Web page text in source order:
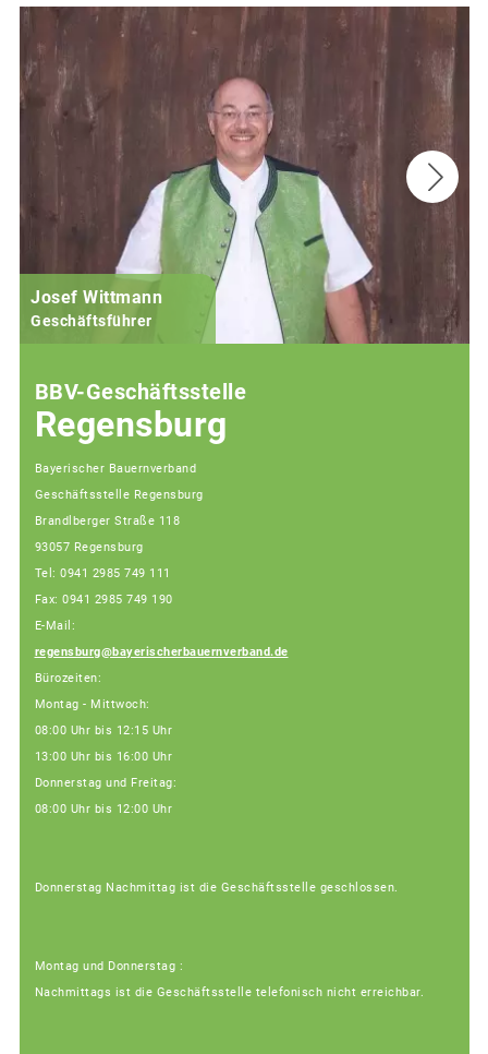
Josef Wittmann
Geschäftsführer
BBV-Geschäftsstelle
Regensburg
Bayerischer Bauernverband
Geschäftsstelle Regensburg
Brandlberger Straße 118
93057 Regensburg
Tel: 0941 2985 749 111
Fax: 0941 2985 749 190
E-Mail:
regensburg@bayerischerbauernverband.de
Bürozeiten:
Montag - Mittwoch:
08:00 Uhr bis 12:15 Uhr
13:00 Uhr bis 16:00 Uhr
Donnerstag und Freitag:
08:00 Uhr bis 12:00 Uhr
Donnerstag Nachmittag ist die Geschäftsstelle geschlossen.
Montag und Donnerstag :
Nachmittags ist die Geschäftsstelle telefonisch nicht erreichbar.